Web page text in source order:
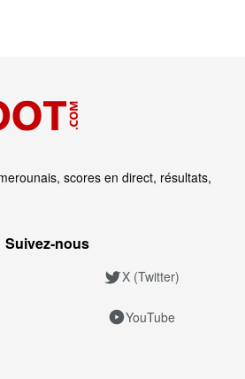
scores en direct, résultats,
Suivez‑nous
X (Twitter)
YouTube